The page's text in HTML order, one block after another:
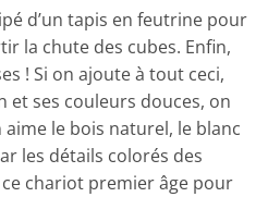
d’un tapis en feutrine pour
la chute des cubes. Enfin,
! Si on ajoute à tout ceci,
ses couleurs douces, on
le bois naturel, le blanc
les détails colorés des
chariot premier âge pour